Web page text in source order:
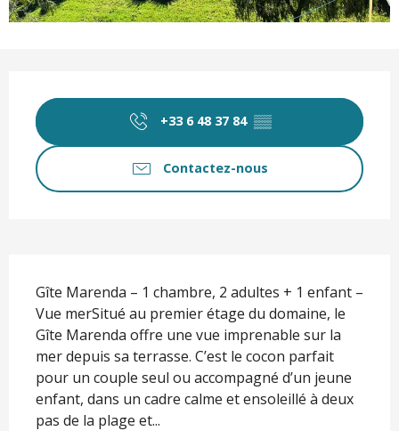
Ouverture et coordonnées
+33 6 48 37 84 ▒▒
Contactez-nous
Gîte Marenda – 1 chambre, 2 adultes + 1 enfant –
Vue merSitué au premier étage du domaine, le
Gîte Marenda offre une vue imprenable sur la
mer depuis sa terrasse. C’est le cocon parfait
pour un couple seul ou accompagné d’un jeune
enfant, dans un cadre calme et ensoleillé à deux
pas de la plage et...